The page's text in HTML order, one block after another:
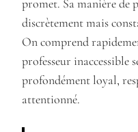
promet. Sa manière de
discrètement mais
On comprend
professeur inaccessible
profondément loyal,
attentionné.